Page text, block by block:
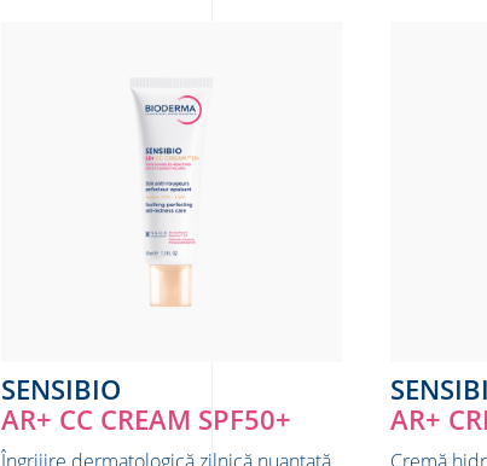
SENSIBIO
AR+ CC CREAM SPF50+
AR+